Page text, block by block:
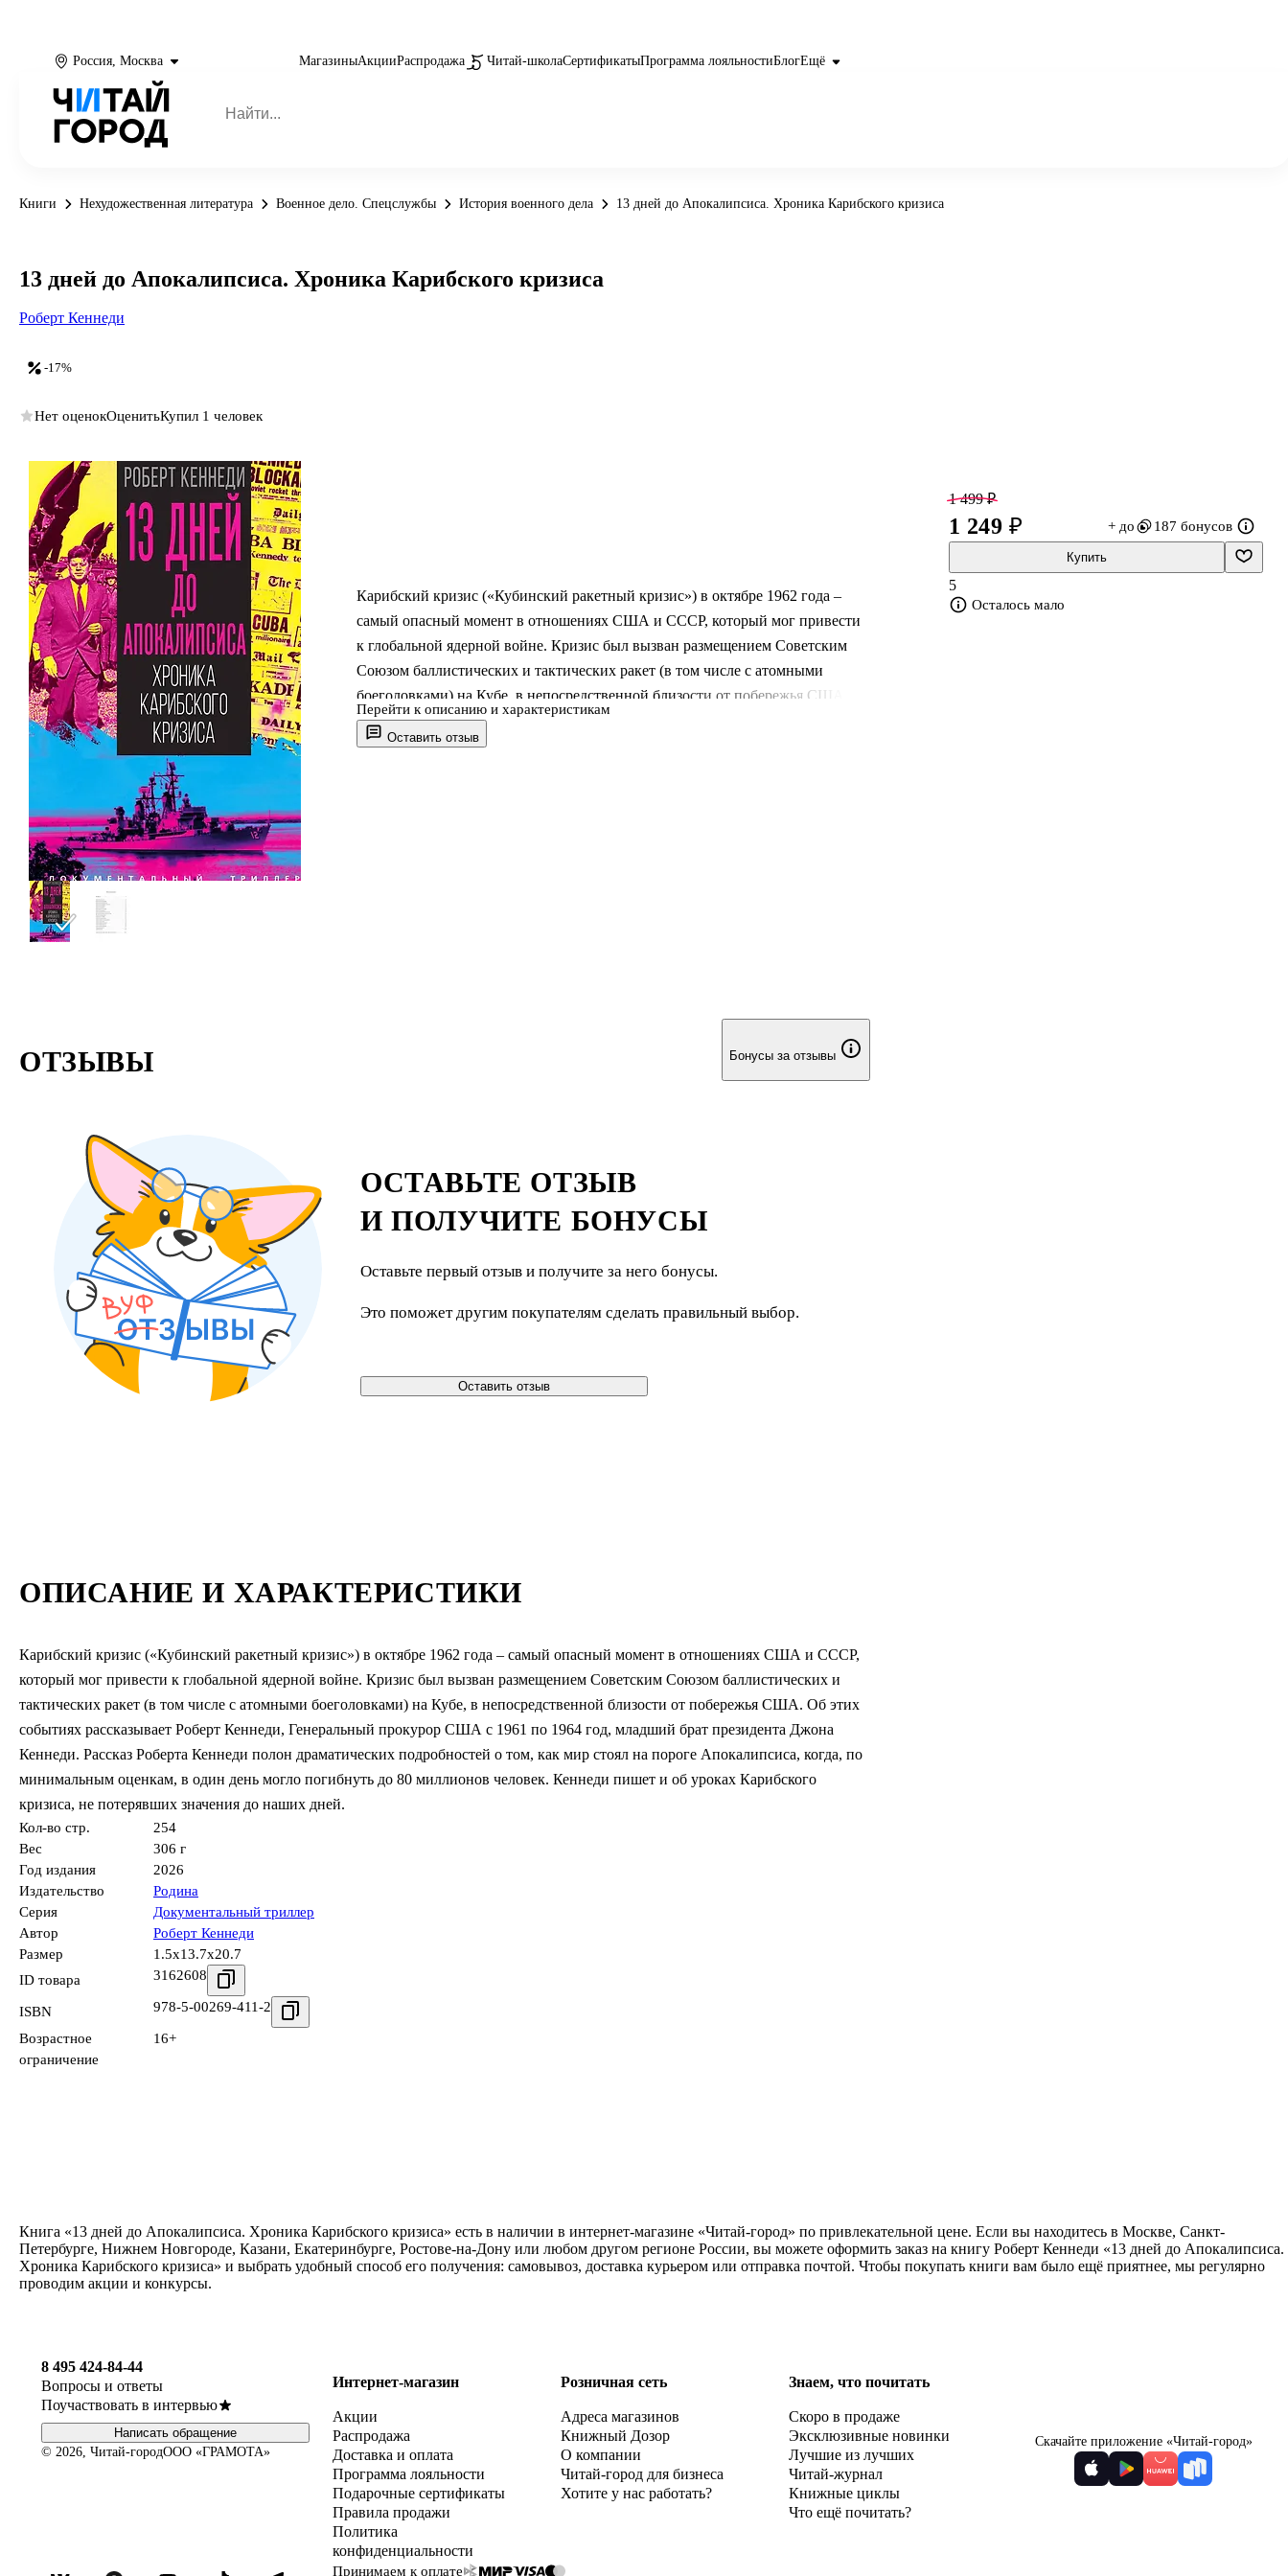
Россия, Москва МагазиныАкцииРаспродажа Читай-школаСертификатыПрограмма лояльностиБлогЕщё
Книги Нехудожественная литература Военное дело. Спецслужбы История военного дела 13 дней до Апокалипсиса. Хроника Карибского кризиса
Оставить отзыв
Карибский кризис («Кубинский ракетный кризис») в октябре 1962 года –
самый опасный момент в отношениях США и СССР, который мог привести
к глобальной ядерной войне. Кризис был вызван размещением Советским
Союзом баллистических и тактических ракет (в том числе с атомными
боеголовками) на Кубе, в непосредственной близости от побережья США.
Об этих событиях рассказывает Роберт Кеннеди, Генеральный прокурор
США с 1961 по 1964 год, младший брат президента Джона Кеннеди. Рассказ
Перейти к описанию и характеристикам
-17%
13 дней до Апокалипсиса. Хроника Карибского кризиса
Роберт Кеннеди
Нет оценокОценитьКупил 1 человек
1 499 ₽
1 249 ₽ + до 187 бонусов
Купить
5
Осталось мало
ОПИСАНИЕ И ХАРАКТЕРИСТИКИ
Карибский кризис («Кубинский ракетный кризис») в октябре 1962 года – самый опасный момент в отношениях США и СССР,
который мог привести к глобальной ядерной войне. Кризис был вызван размещением Советским Союзом баллистических и
тактических ракет (в том числе с атомными боеголовками) на Кубе, в непосредственной близости от побережья США. Об этих
событиях рассказывает Роберт Кеннеди, Генеральный прокурор США с 1961 по 1964 год, младший брат президента Джона
Кеннеди. Рассказ Роберта Кеннеди полон драматических подробностей о том, как мир стоял на пороге Апокалипсиса, когда, по
минимальным оценкам, в один день могло погибнуть до 80 миллионов человек. Кеннеди пишет и об уроках Карибского
кризиса, не потерявших значения до наших дней.
Кол-во стр.
254
Вес
306 г
Год издания
2026
Издательство
Родина
Серия
Документальный триллер
Автор
Роберт Кеннеди
Размер
1.5x13.7x20.7
ID товара
3162608
ISBN 978-5-00269-411-2
Возрастное
ограничение
16+
ОТЗЫВЫ Бонусы за отзывы
ОСТАВЬТЕ ОТЗЫВ
И ПОЛУЧИТЕ БОНУСЫ
Оставьте первый отзыв и получите за него бонусы.
Это поможет другим покупателям сделать правильный выбор.
Оставить отзыв
Книга «13 дней до Апокалипсиса. Хроника Карибского кризиса» есть в наличии в интернет-магазине «Читай-город» по привлекательной цене. Если вы находитесь в Москве, Санкт-
Петербурге, Нижнем Новгороде, Казани, Екатеринбурге, Ростове-на-Дону или любом другом регионе России, вы можете оформить заказ на книгу Роберт Кеннеди «13 дней до Апокалипсиса.
Хроника Карибского кризиса» и выбрать удобный способ его получения: самовывоз, доставка курьером или отправка почтой. Чтобы покупать книги вам было ещё приятнее, мы регулярно
проводим акции и конкурсы.
8 495 424-84-44
Вопросы и ответы
Поучаствовать в интервью
Написать обращение
© 2026, Читай-городООО «ГРАМОТА»
Интернет-магазин
Акции
Распродажа
Доставка и оплата
Программа лояльности
Подарочные сертификаты
Правила продажи
Политика
конфиденциальности
Розничная сеть
Адреса магазинов
Книжный Дозор
О компании
Читай-город для бизнеса
Хотите у нас работать?
Знаем, что почитать
Скоро в продаже
Эксклюзивные новинки
Лучшие из лучших
Читай-журнал
Книжные циклы
Что ещё почитать?
Принимаем к оплате
Скачайте приложение «Читай-город»